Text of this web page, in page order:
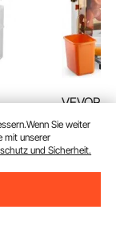
3,4
VEVOR
für
702
Sie weiter
mit unserer
und Sicherheit.